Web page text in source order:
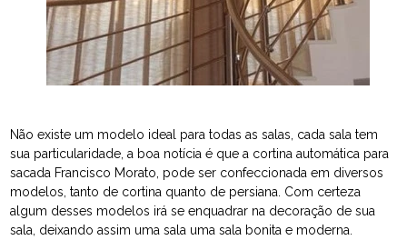
Não existe um modelo ideal para todas as salas, cada sala tem
sua particularidade, a boa notícia é que a cortina automática para
sacada Francisco Morato, pode ser confeccionada em diversos
modelos, tanto de cortina quanto de persiana. Com certeza
algum desses modelos irá se enquadrar na decoração de sua
sala, deixando assim uma sala uma sala bonita e moderna.